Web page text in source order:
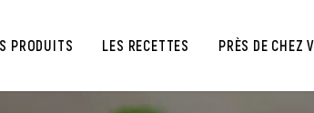
PRODUITS LES RECETTES PRÈS DE CHEZ